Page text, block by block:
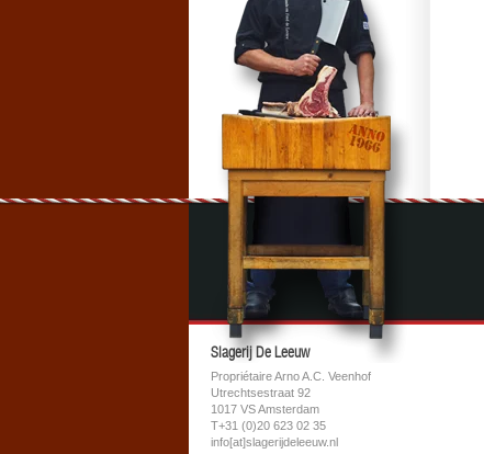
Slagerij De Leeuw
Propriétaire Arno A.C. Veenhof
Utrechtsestraat 92
1017 VS Amsterdam
T+31 (0)20 623 02 35
info[at]slagerijdeleeuw.nl